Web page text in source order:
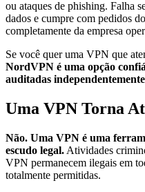
ou ataques de phishing. Falha
dados e cumpre com pedidos
completamente da empresa
Se você quer uma VPN que
NordVPN é uma opção
auditadas
Uma VPN Torna
Não. Uma VPN é uma
escudo legal. Atividades
VPN permanecem ilegais em
totalmente permitidas.